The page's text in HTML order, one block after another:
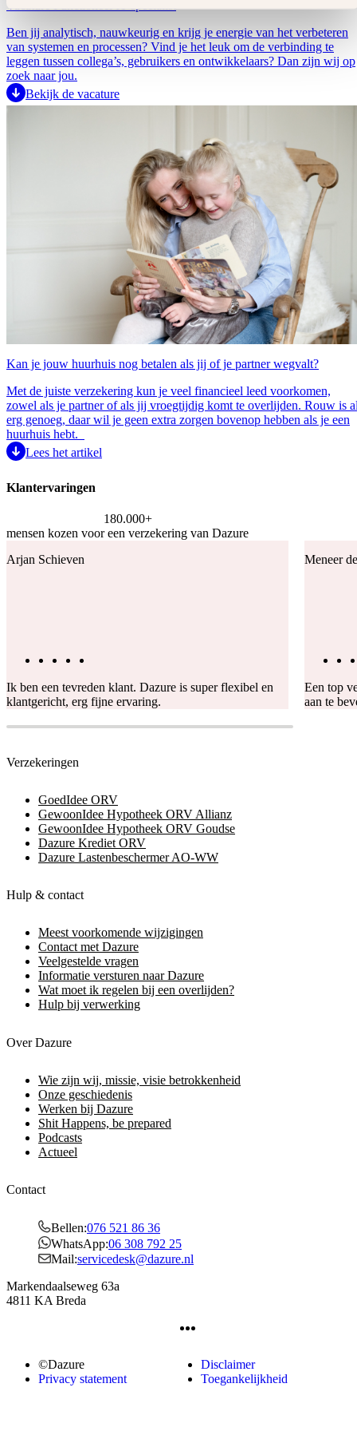
Vacature Functioneel IT-specialist
Ben jij analytisch, nauwkeurig en krijg je energie van het verbeteren
van systemen en processen? Vind je het leuk om de verbinding te
leggen tussen collega’s, gebruikers en ontwikkelaars? Dan zijn wij op
zoek naar jou.
Bekijk de vacature
Kan je jouw huurhuis nog betalen als jij of je partner wegvalt?
Met de juiste verzekering kun je veel financieel leed voorkomen,
zowel als je partner of als jij vroegtijdig komt te overlijden. Rouw is
erg genoeg, daar wil je geen extra zorgen bovenop hebben als je een
huurhuis hebt.
Lees het artikel
Klantervaringen
180.000+
mensen kozen voor een verzekering van Dazure
Arjan Schieven
Ik ben een tevreden klant. Dazure is super flexibel en
klantgericht, erg fijne ervaring.
Meneer
Een top
aan te
Verzekeringen
GoedIdee ORV
GewoonIdee Hypotheek ORV Allianz
GewoonIdee Hypotheek ORV Goudse
Dazure Krediet ORV
Dazure Lastenbeschermer AO-WW
Hulp & contact
Meest voorkomende wijzigingen
Contact met Dazure
Veelgestelde vragen
Informatie versturen naar Dazure
Wat moet ik regelen bij een overlijden?
Hulp bij verwerking
Over Dazure
Wie zijn wij, missie, visie betrokkenheid
Onze geschiedenis
Werken bij Dazure
Shit Happens, be prepared
Podcasts
Actueel
Contact
Bellen:076 521 86 36
WhatsApp:06 308 792 25
Mail:servicedesk@dazure.nl
Markendaalseweg 63a
4811 KA Breda
©Dazure
Disclaimer
Privacy statement
Toegankelijkheid